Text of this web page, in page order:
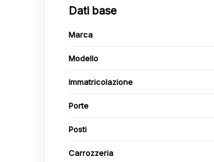
Dati base
Marca
Modello
Immatricolazione
Porte
Posti
Carrozzeria